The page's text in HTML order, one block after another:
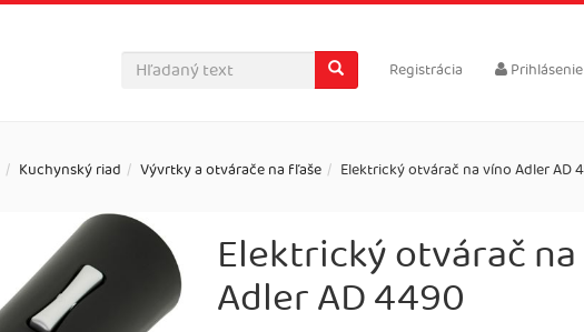
Registrácia Prihlásenie
Kuchynský riad Vývrtky a otvárače na fľaše Elektrický otvárač na víno Adler AD
Elektrický otvárač
Adler AD 4490